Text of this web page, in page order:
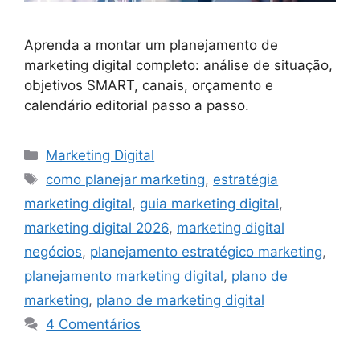
Aprenda a montar um planejamento de
marketing digital completo: análise de situação,
objetivos SMART, canais, orçamento e
calendário editorial passo a passo.
Categorias
Marketing Digital
Tags
como planejar marketing, estratégia
marketing digital, guia marketing digital,
marketing digital 2026, marketing digital
negócios, planejamento estratégico marketing,
planejamento marketing digital, plano de
marketing, plano de marketing digital
4 Comentários